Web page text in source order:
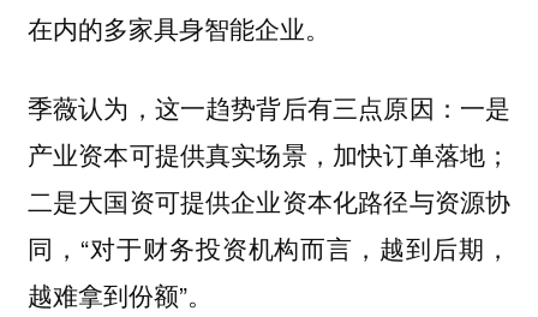
在内的多家具身智能企业。
季薇认为，这一趋势背后有三点原因：一是
产业资本可提供真实场景，加快订单落地；
二是大国资可提供企业资本化路径与资源协
同，“对于财务投资机构而言，越到后期，
越难拿到份额”。